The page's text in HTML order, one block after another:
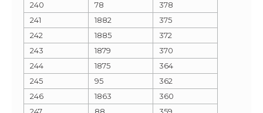
240
78
378
241
1882
375
242
1885
372
243
1879
370
244
1875
364
245
95
362
246
1863
360
247
88
359